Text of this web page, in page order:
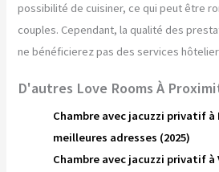
possibilité de cuisiner, ce qui peut être
couples. Cependant, la qualité des
ne bénéficierez pas des services
D'autres Love Rooms À
Chambre avec jacuzzi privatif à
meilleures adresses (2025)
Chambre avec jacuzzi privatif à